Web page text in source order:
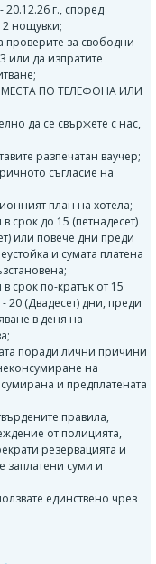
20.12.26 г., според
нощувки;
проверите за свободни
или да изпратите
ПО ТЕЛЕФОНА ИЛИ
да се свържете с нас,
разпечатан ваучер;
съгласие на
план на хотела;
срок до 15 (петнадесет)
или повече дни преди
и сумата платена
срок по-кратък от 15
20 (Двадесет) дни, преди
в деня на
поради лични причини
на
и предплатената
правила,
от полицията,
резервацията и
заплатени суми и
единствено чрез